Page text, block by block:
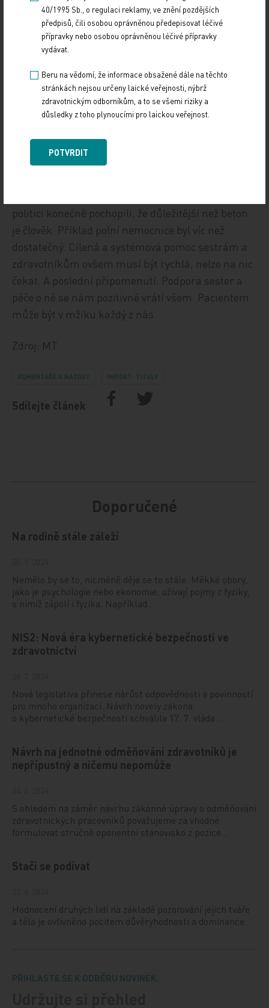
žádný velký posun nelze očekávat.
A ti stávající? Po současné pandemii musíme
psychickou pomoc a podporu zdravotníků.
Osvědčený Systém psychosociální intervenční
služby (SPIS) je dobrovolný, bez finanční ingerence
podpořit sestry a zdravotníky systémově.
Pandemie COVID‑19 by se, kromě vší té hrůzy,
politici konečně pochopili, že důležitější než beton
je člověk. Příklad polní nemocnice byl víc než
dostatečný. Cílená a systémová pomoc sestrám a
zdravotníkům ovšem musí být rychlá, nelze na nic
čekat. A poslední připomenutí: Podpora sester a
péče o ně se nám pozitivně vrátí všem. Pacientem
může být v mžiku každý z nás.
Zdroj: MT
KOMENTÁŘE A NÁZORY IMPORT: TITULY
Sdílejte článek
Doporučené
Na rodině stále záleží
Nemělo by se to, nicméně děje se to stále. Měkké obory,
jako je psychologie nebo ekonomie, užívají pojmy z fyziky,
s nimiž zápolí i fyzika. Například…
NIS2: Nová éra kybernetické bezpečnosti ve
zdravotnictví
Nová legislativa přinese nárůst odpovědnosti a povinností
pro mnoho organizací. Návrh novely zákona
o kybernetické bezpečnosti schválila 17. 7. vláda…
Návrh na jednotné odměňování zdravotníků je
nepřípustný a ničemu nepomůže
S ohledem na záměr návrhu zákonné úpravy o odměňování
zdravotnických pracovníků považujeme za vhodné
formulovat stručné oponentní stanovisko z pozice…
Stačí se podívat
Hodnocení druhých lidí na základě pozorování jejich tváře
a těla je ovlivněno pocitem důvěryhodnosti a dominance.
PŘIHLASTE SE K ODBĚRU NOVINEK.
40/1995 Sb., o regulaci reklamy, ve znění pozdějších
předpisů, čili osobou oprávněnou předepisovat léčivé
přípravky nebo osobou oprávněnou léčivé přípravky
vydávat.
Beru na vědomí, že informace obsažené dále na těchto
stránkách nejsou určeny laické veřejnosti, nýbrž
zdravotnickým odborníkům, a to se všemi riziky a
důsledky z toho plynoucími pro laickou veřejnost.
POTVRDIT